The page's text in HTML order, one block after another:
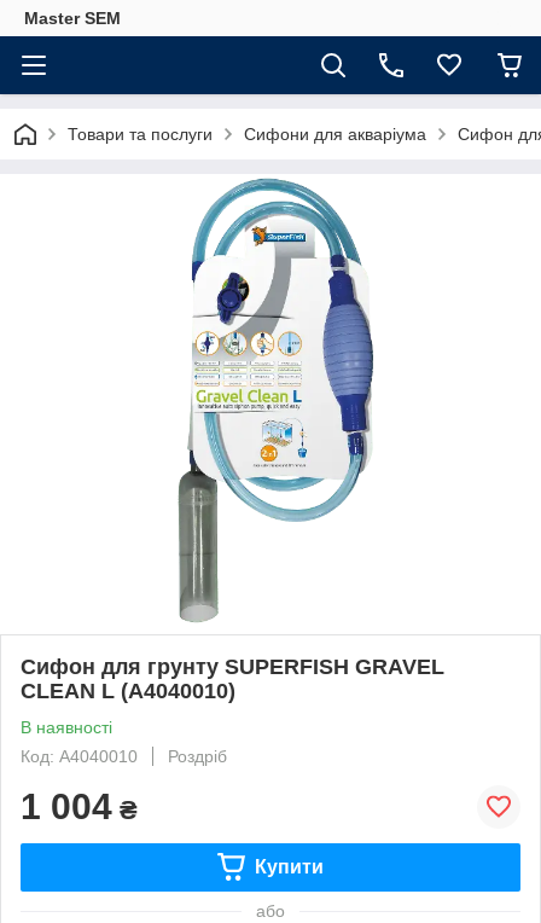
Master SEM
Товари та послуги Сифони для акваріума Сифон
Сифон для грунту SUPERFISH GRAVEL
CLEAN L (A4040010)
В наявності
Код: A4040010
Роздріб
1 004 ₴
Купити
або